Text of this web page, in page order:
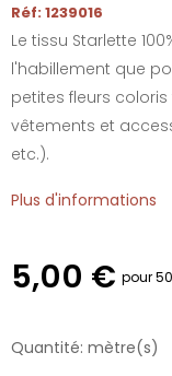
Réf: 1239016
Le tissu Starlette
l'habillement que
petites fleurs
vêtements et
etc.).
Plus d'informations
5,00 € pour
Quantité: mètre(s)